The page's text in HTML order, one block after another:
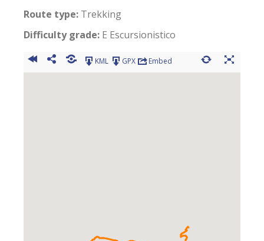
Route type: Trekking
Difficulty grade: E Escursionistico
KML GPX Embed